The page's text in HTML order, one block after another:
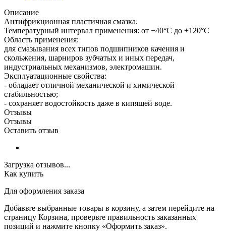
Описание
Антифрикционная пластичная смазка.
Температурный интервал применения: от −40°С до +120°С
Область применения:
для смазывания всех типов подшипников качения и
скольжения, шарниров зубчатых и иных передач,
индустриальных механизмов, электромашин.
Эксплуатационные свойства:
- обладает отличной механической и химической
стабильностью;
- сохраняет водостойкость даже в кипящей воде.
Отзывы
Отзывы
Оставить отзыв
Загрузка отзывов...
Как купить
Для оформления заказа
Добавьте выбранные товары в корзину, а затем перейдите на
страницу Корзина, проверьте правильность заказанных
позиций и нажмите кнопку «Оформить заказ».